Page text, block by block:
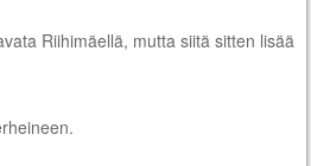
Riihimäellä, mutta siitä sitten lisää